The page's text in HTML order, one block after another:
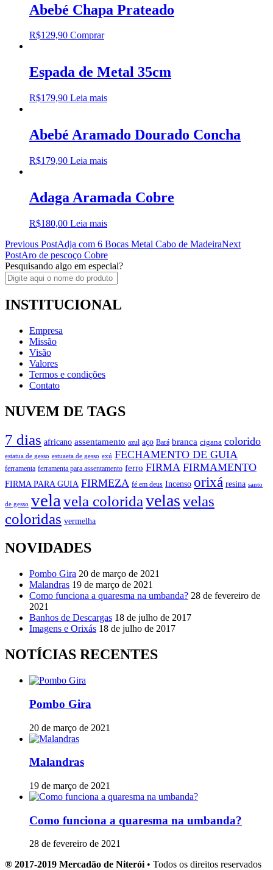
Abebé Chapa Prateado
R$129,90 Comprar
Espada de Metal 35cm
R$179,90 Leia mais
Abebé Aramado Dourado Concha
R$179,90 Leia mais
Adaga Aramada Cobre
R$180,00 Leia mais
Post
navigation
Previous PostAdja com 6 Bocas Metal Cabo de MadeiraNext
PostAro de pescoço Cobre
Pesquisando algo em especial?
INSTITUCIONAL
Empresa
Missão
Visão
Valores
Termos e condições
Contato
NUVEM DE TAGS
7 dias africano assentamento azul aço Bará branca cigana colorido
estatua de gesso estuaeta de gesso exú FECHAMENTO DE GUIA
ferramenta ferramenta para assentamento ferro FIRMA FIRMAMENTO
FIRMA PARA GUIA FIRMEZA fé em deus Incenso orixá resina santo
de gesso velavela coloridavelasvelas
coloridas vermelha
NOVIDADES
Pombo Gira 20 de março de 2021
Malandras 19 de março de 2021
Como funciona a quaresma na umbanda? 28 de fevereiro de
2021
Banhos de Descargas 18 de julho de 2017
Imagens e Orixás 18 de julho de 2017
NOTÍCIAS RECENTES
Pombo Gira
20 de março de 2021
Malandras
19 de março de 2021
Como funciona a quaresma na umbanda?
28 de fevereiro de 2021
® 2017-2019 Mercadão de Niterói• Todos os direitos reservados